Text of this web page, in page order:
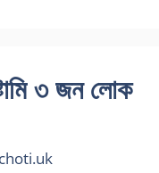
৩ জন লোক